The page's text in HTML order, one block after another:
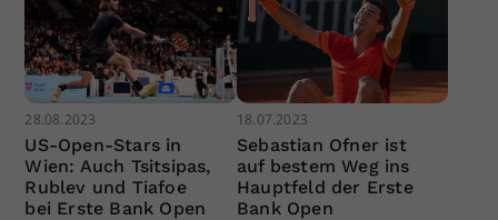
28.08.2023
US-Open-Stars in
Wien: Auch Tsitsipas,
Rublev und Tiafoe
bei Erste Bank Open
18.07.2023
Sebastian Ofner ist
auf bestem Weg ins
Hauptfeld der Erste
Bank Open